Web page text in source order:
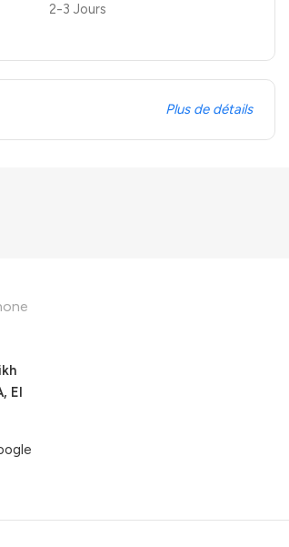
2-3 Jours
Plus de détails
El